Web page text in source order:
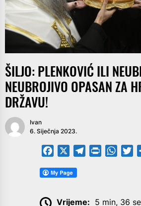
ŠILJO: PLENKOVIĆ ILI
NEUBROJIVO OPASAN ZA
DRŽAVU!
Ivan
6. Siječnja 2023.
Facebook Telegram
Vrijeme: 5 min, 36